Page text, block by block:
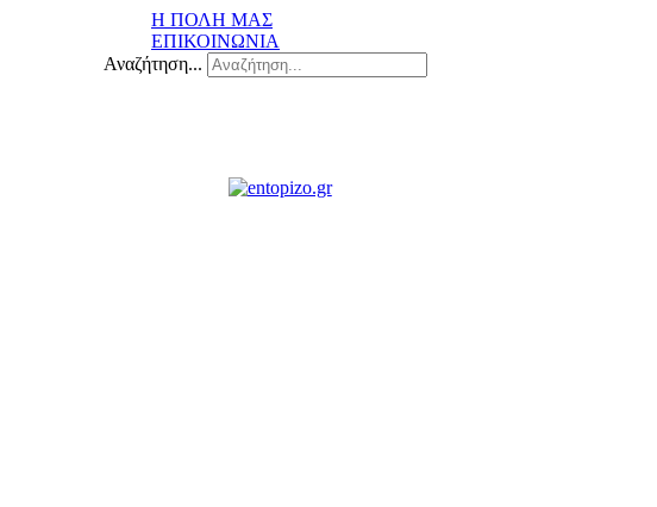
Η ΠΟΛΗ ΜΑΣ
ΕΠΙΚΟΙΝΩΝΙΑ
Αναζήτηση...